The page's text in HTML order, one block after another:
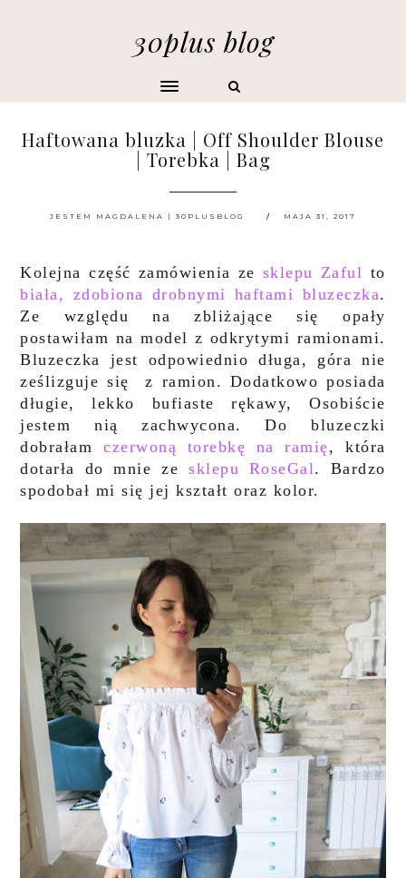
30plus blog
Haftowana bluzka | Off Shoulder Blouse
| Torebka | Bag
JESTEM MAGDALENA | 30PLUSBLOG MAJA 31, 2017
Kolejna część zamówienia ze sklepu Zaful to
biała, zdobiona drobnymi haftami bluzeczka.
Ze względu na zbliżające się opały
postawiłam na model z odkrytymi ramionami.
Bluzeczka jest odpowiednio długa, góra nie
ześlizguje się z ramion. Dodatkowo posiada
długie, lekko bufiaste rękawy, Osobiście
jestem nią zachwycona. Do bluzeczki
dobrałamczerwoną torebkę na ramię, która
dotarła do mnie zesklepu RoseGal. Bardzo
spodobał mi się jej kształt oraz kolor.